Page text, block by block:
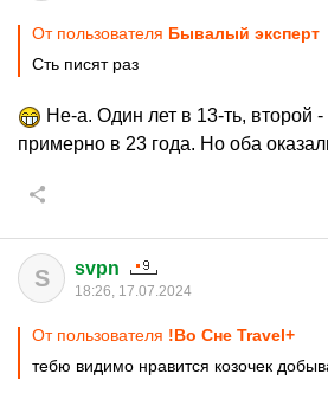
От пользователя Бывалый эксперт
Сть писят раз
Не-а. Один лет в 13-ть, второй
примерно в 23 года. Но оба
S svpn
18:26, 17.07.2024
От пользователя !Во Сне Travel+
тебю видимо нравится козочек